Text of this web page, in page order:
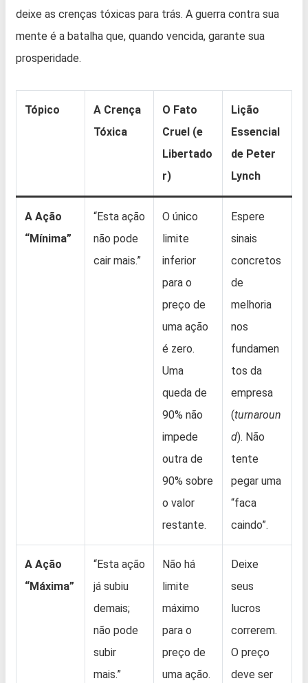
deixe as crenças tóxicas para trás. A guerra contra sua
mente é a batalha que, quando vencida, garante sua
prosperidade.
Tópico
A Crença
Tóxica
O Fato
Cruel (e
Libertado
r)
Lição
Essencial
de Peter
Lynch
A Ação
“Mínima”
“Esta ação
não pode
cair mais.”
O único
limite
inferior
para o
preço de
uma ação
é zero.
Uma
queda de
90% não
impede
outra de
90% sobre
o valor
restante.
Espere
sinais
concretos
de
melhoria
nos
fundamen
tos da
empresa
(turnaroun
d). Não
tente
pegar uma
“faca
caindo”.
A Ação
“Máxima”
“Esta ação
já subiu
demais;
não pode
subir
mais.”
Não há
limite
máximo
para o
preço de
uma ação.
Deixe
seus
lucros
correrem.
O preço
deve ser